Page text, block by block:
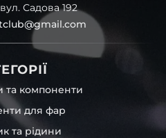
Садова 192
та компоненти
для фар
та рідини